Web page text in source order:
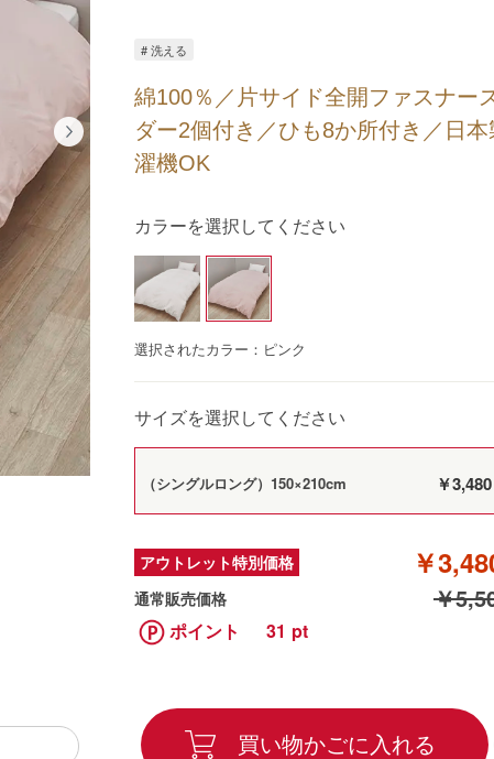
綿100％／片サイド全開ファスナー
ダー2個付き／ひも8か所付き／日
濯機OK
# 洗える
アウトレット特別価格 ￥
通常販売価格 ￥
ポイント 31
カラーを選択してください
選択されたカラー：ピンク
サイズを選択してください
（シングルロング）150×210cm ￥3,480
買い物かごに入れる